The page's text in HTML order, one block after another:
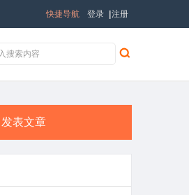
登录 注册
快捷导航
发表文章